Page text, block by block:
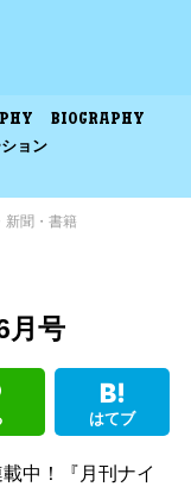
BIOGRAPHY
ョン
新聞・書籍
月号
はてブ
中！『月刊ナイ